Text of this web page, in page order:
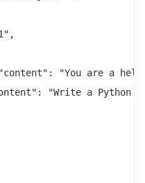
"You are a
"Write a Python